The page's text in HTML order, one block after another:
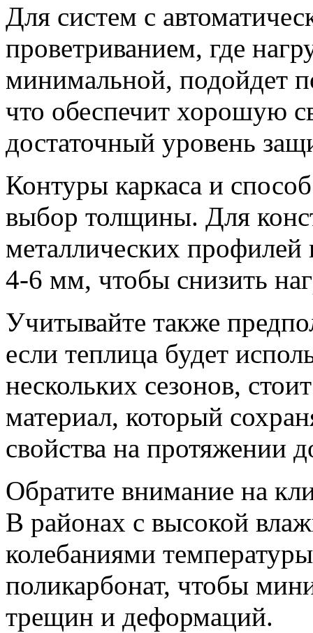
Для систем с
проветриванием, где
минимальной, подойдет
что обеспечит хорошую
достаточный уровень
Контуры каркаса и
выбор толщины. Для
металлических профилей
4-6 мм, чтобы снизить
Учитывайте также
если теплица будет
нескольких сезонов,
материал, который
свойства на протяжении
Обратите внимание на
В районах с высокой
колебаниями
поликарбонат, чтобы
трещин и деформаций.